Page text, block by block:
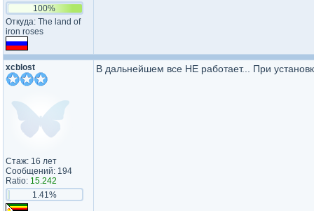
100%
Откуда: The land of
iron roses
xcblost
Стаж: 16 лет
Сообщений: 194
Ratio: 15.242
1.41%
В дальнейшем все НЕ работает... При